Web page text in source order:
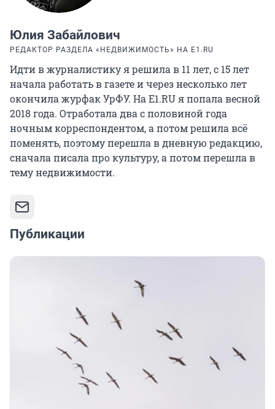
Юлия Забайлович
РЕДАКТОР РАЗДЕЛА «НЕДВИЖИМОСТЬ» НА E1.RU
Идти в журналистику я решила в 11 лет, с 15 лет
начала работать в газете и через несколько лет
окончила журфак УрФУ. На E1.RU я попала весной
2018 года. Отработала два с половиной года
ночным корреспондентом, а потом решила всё
поменять, поэтому перешла в дневную редакцию,
сначала писала про культуру, а потом перешла в
тему недвижимости.
Публикации